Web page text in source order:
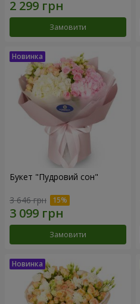
Замовити
Букет "Пудровий сон"
3 646 грн
Замовити